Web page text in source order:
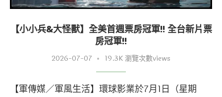
【小小兵&大怪獸】全美首週票房冠軍!! 全台新片票
房冠軍!!
2026-07-07 19.3K 瀏覽次數views
【軍傳媒／軍風生活】環球影業於7月1日（星期